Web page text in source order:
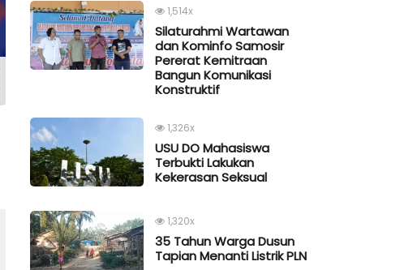
1,514x
Silaturahmi Wartawan
dan Kominfo Samosir
Pererat Kemitraan
Bangun Komunikasi
Konstruktif
1,326x
USU DO Mahasiswa
Terbukti Lakukan
Kekerasan Seksual
1,320x
35 Tahun Warga Dusun
Tapian Menanti Listrik PLN